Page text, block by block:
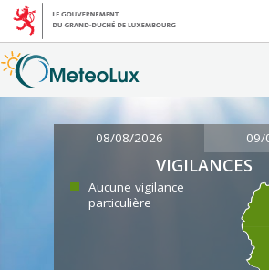
08/08/2026 09/
VIGILANCES
Aucune vigilance
particulière